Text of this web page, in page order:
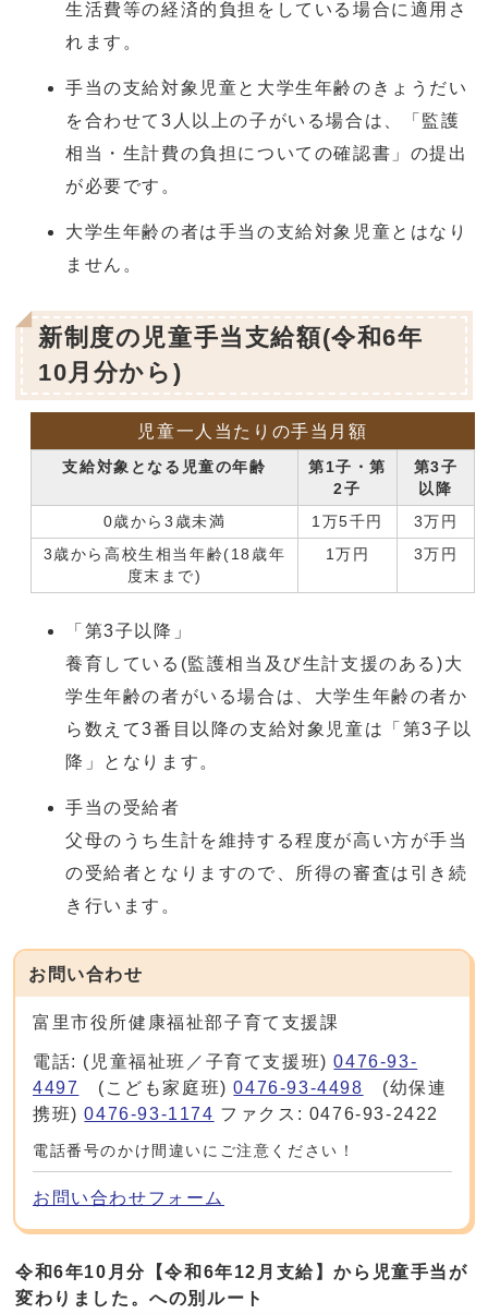
生活費等の経済的負担をしている場合に適用さ
れます。
手当の支給対象児童と大学生年齢のきょうだい
を合わせて3人以上の子がいる場合は、「監護
相当・生計費の負担についての確認書」の提出
が必要です。
大学生年齢の者は手当の支給対象児童とはなり
ません。
新制度の児童手当支給額(令和6年
10月分から)
児童一人当たりの手当月額
支給対象となる児童の年齢
第1子・第
2子
第3子
以降
0歳から3歳未満
1万5千円
3万円
3歳から高校生相当年齢(18歳年
度末まで)
1万円 3万円
「第3子以降」
養育している(監護相当及び生計支援のある)大
学生年齢の者がいる場合は、大学生年齢の者か
ら数えて3番目以降の支給対象児童は「第3子以
降」となります。
手当の受給者
父母のうち生計を維持する程度が高い方が手当
の受給者となりますので、所得の審査は引き続
き行います。
お問い合わせ
富里市役所健康福祉部子育て支援課
電話: (児童福祉班／子育て支援班)0476-93-
4497
(こども家庭班)0476-93-4498 (幼保連
携班)0476-93-1174 ファクス: 0476-93-2422
電話番号のかけ間違いにご注意ください！
お問い合わせフォーム
令和6年10月分【令和6年12月支給】から児童手当が
変わりました。への別ルート